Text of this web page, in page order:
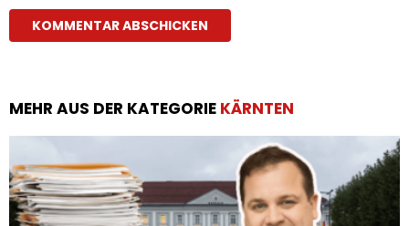
MEHR AUS DER KATEGORIE KÄRNTEN